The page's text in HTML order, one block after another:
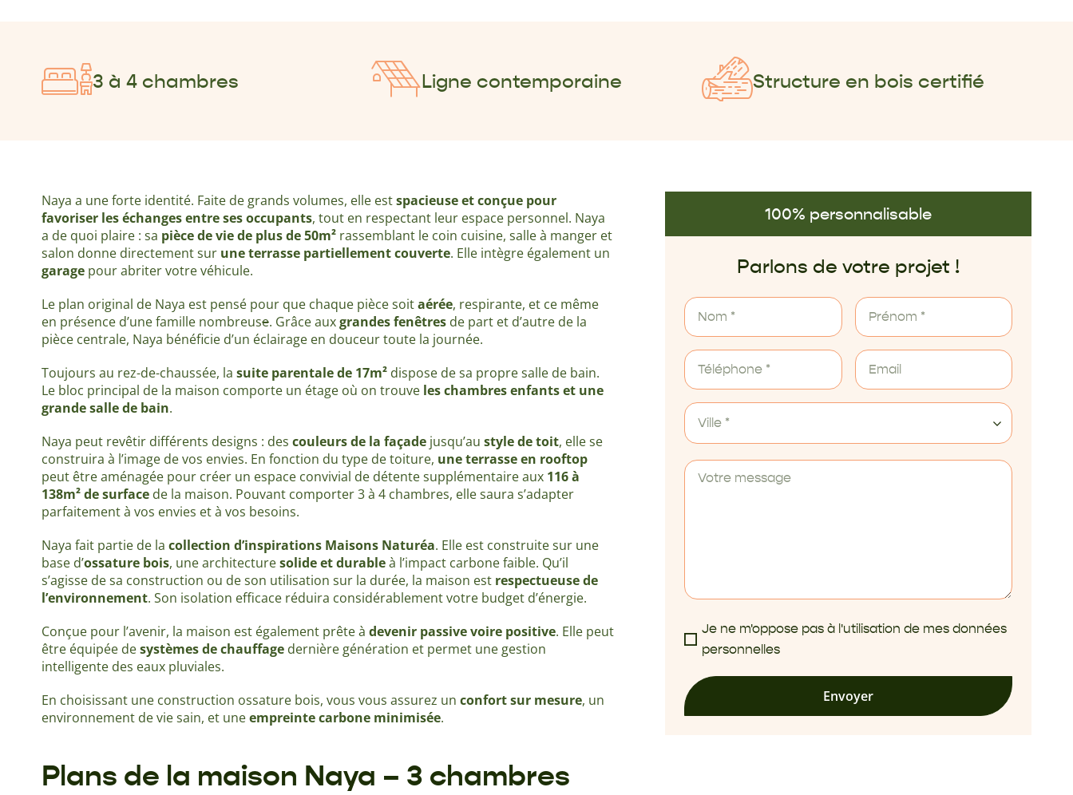
3 à 4 chambres Ligne contemporaine Structure en bois certifié
Naya a une forte identité. Faite de grands volumes, elle estspacieuse et conçue pour
favoriser les échangesentre ses occupants, tout en respectant leur espace personnel. Naya
a de quoi plaire : sa pièce de vie de plus de 50m² rassemblant le coin cuisine, salle à manger et
salon donne directement sur une terrasse partiellement couverte. Elle intègre également un
garage pour abriter votre véhicule.
Le plan original de Naya est pensé pour que chaque pièce soitaérée, respirante, et ce même
en présence d’une famille nombreuse. Grâce auxgrandes fenêtres de part et d’autre de la
pièce centrale, Naya bénéficie d’un éclairage en douceur toute la journée.
Toujours au rez-de-chaussée, la suite parentale de 17m² dispose de sa propre salle de bain.
Le bloc principal de la maison comporte un étage où on trouve les chambres enfants et une
grande salle de bain.
Naya peut revêtir différents designs : des couleurs de la façade jusqu’au style de toit, elle se
construira à l’image de vos envies. En fonction du type de toiture, une terrasse en rooftop
peut être aménagée pour créer un espace convivial de détente supplémentaire aux 116 à
138m² de surface de la maison. Pouvant comporter 3 à 4 chambres, elle saura s’adapter
parfaitement à vos envies et à vos besoins.
Naya fait partie de la collection d’inspirations Maisons Naturéa. Elle est construite sur une
base d’ossature bois, une architecturesolide et durableà l’impact carbone faible. Qu’il
s’agisse de sa construction ou de son utilisation sur la durée, la maison est respectueuse de
l’environnement. Son isolation efficace réduira considérablement votre budget d’énergie.
Conçue pour l’avenir, la maison est également prête à devenir passivevoire positive. Elle peut
être équipée desystèmes de chauffage dernière génération et permet une gestion
intelligente des eaux pluviales.
En choisissant une construction ossature bois, vous vous assurez un confort sur mesure, un
environnement de vie sain, et uneempreinte carbone minimisée.
Plans de la maison Naya – 3 chambres
100% personnalisable
Parlons de votre projet !
Ville *
Je ne m'oppose pas à l'utilisation de mes données
personnelles
Envoyer